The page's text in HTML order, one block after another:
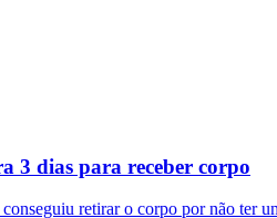
3 dias para receber corpo
retirar o corpo por não ter